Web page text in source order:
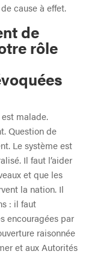
cause à effet.
de
rôle
malade.
Question de
Le système est
Il faut l’aider
et que les
la nation. Il
: il faut
encouragées par
raisonnée
et aux Autorités